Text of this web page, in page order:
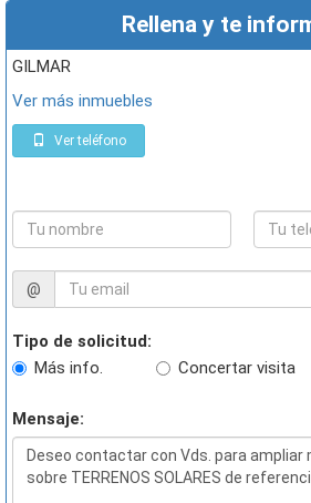
Rellena y te
GILMAR
Ver más inmuebles
Ver teléfono
@
Tipo de solicitud:
Más info.
Concertar visita
Mensaje: